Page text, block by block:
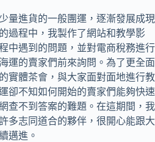
量進貨的一般團運，逐漸發展成現
過程中，我製作了網站和教學影
中遇到的問題，並對電商稅務進行
運的賣家們前來詢問。為了更全面
實體茶會，與大家面對面地進行教
卻不知如何開始的賣家們能夠快速
查不到答案的難題。在這期間，我
多志同道合的夥伴，很開心能跟大
邁進。